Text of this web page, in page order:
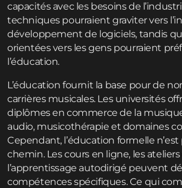
capacités avec les besoins de
techniques pourraient graviter vers
développement de logiciels, tandis
orientées vers les gens pourraient
l’éducation.
L’éducation fournit la base pour de
carrières musicales. Les universités
diplômes en commerce de la
audio, musicothérapie et domaines
Cependant, l’éducation formelle n’est
chemin. Les cours en ligne, les
l’apprentissage autodirigé peuvent
compétences spécifiques. Ce qui